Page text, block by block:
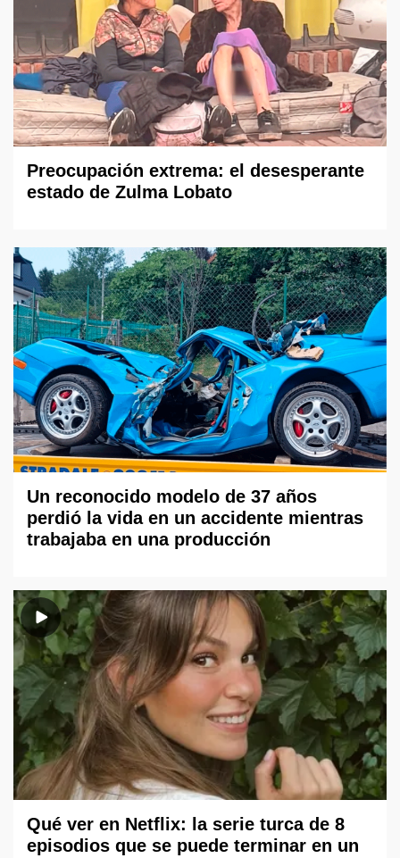
Preocupación extrema: el desesperante
estado de Zulma Lobato
Un reconocido modelo de 37 años
perdió la vida en un accidente mientras
trabajaba en una producción
Qué ver en Netflix: la serie turca de 8
episodios que se puede terminar en un